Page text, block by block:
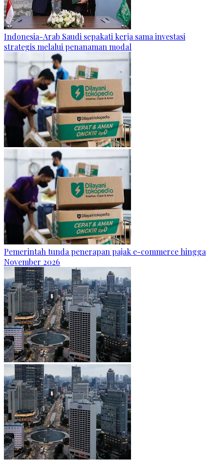
Indonesia-Arab Saudi sepakati kerja sama investasi
strategis melalui penanaman modal
Pemerintah tunda penerapan pajak e-commerce hingga
November 2026